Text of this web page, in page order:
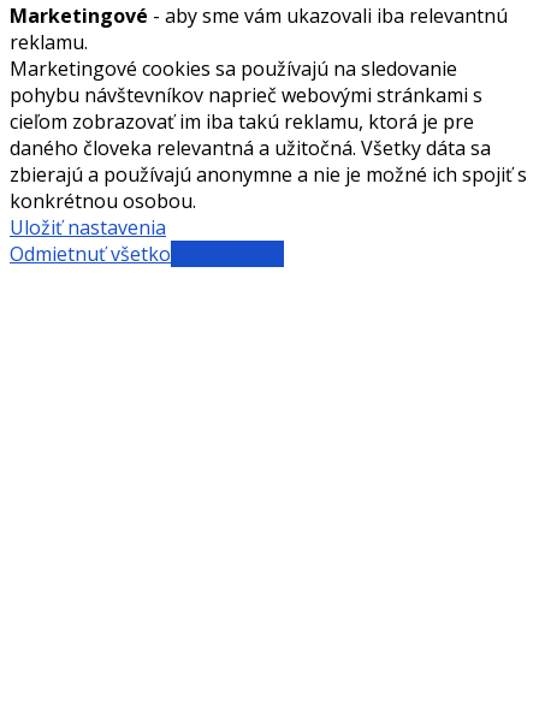
Marketingové - aby sme vám ukazovali iba relevantnú
reklamu.
Marketingové cookies sa používajú na sledovanie
pohybu návštevníkov naprieč webovými stránkami s
cieľom zobrazovať im iba takú reklamu, ktorá je pre
daného človeka relevantná a užitočná. Všetky dáta sa
zbierajú a používajú anonymne a nie je možné ich spojiť s
konkrétnou osobou.
Uložiť nastavenia
Odmietnuť všetko